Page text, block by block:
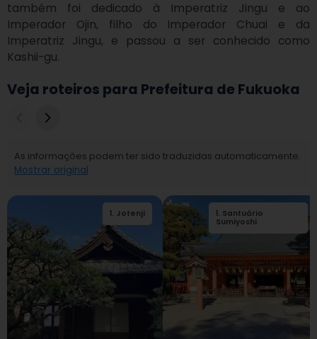
também foi dedicado à Imperatriz Jingu e ao
Imperador Ojin, filho do Imperador Chuai e da
Imperatriz Jingu, e passou a ser conhecido como
Kashii-gu.
Veja roteiros para Prefeitura de Fukuoka
As informações podem ter sido traduzidas automaticamente.
Mostrar original
1. Jotenji 2. Templo Tochoji
1. Santuário
Sumiyoshi